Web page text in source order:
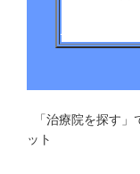
営業時
休診日
月曜
「治療院を探す
ット